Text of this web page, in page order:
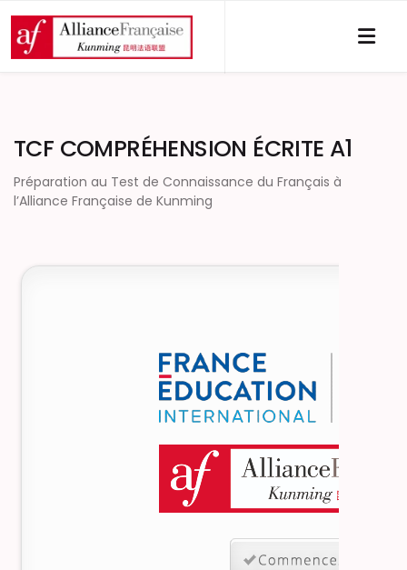
TCF COMPRÉHENSION ÉCRITE A1
Préparation au Test de Connaissance du Français à
l’Alliance Française de Kunming